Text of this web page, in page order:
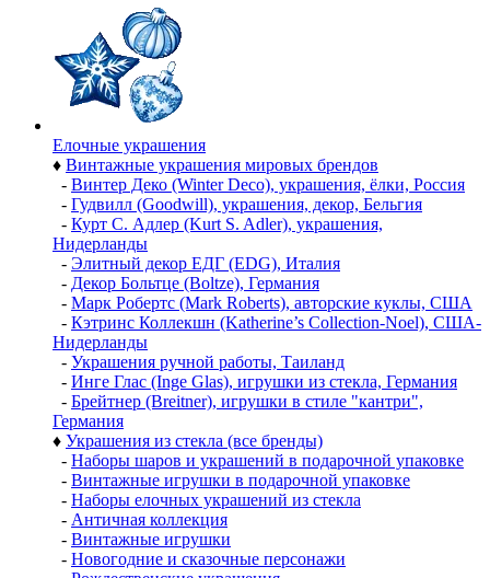
Елочные украшения
♦ Винтажные украшения мировых брендов
- Винтер Деко (Winter Deco), украшения, ёлки, Россия
- Гудвилл (Goodwill), украшения, декор, Бельгия
- Курт С. Адлер (Kurt S. Adler), украшения,
Нидерланды
- Элитный декор ЕДГ (EDG), Италия
- Декор Больтце (Boltze), Германия
- Марк Робертс (Mark Roberts), авторские куклы, США
- Кэтринс Коллекшн (Katherine’s Collection-Noel), США-
Нидерланды
- Украшения ручной работы, Таиланд
- Инге Глас (Inge Glas), игрушки из стекла, Германия
- Брейтнер (Breitner), игрушки в стиле "кантри",
Германия
♦ Украшения из стекла (все бренды)
- Наборы шаров и украшений в подарочной упаковке
- Винтажные игрушки в подарочной упаковке
- Наборы елочных украшений из стекла
- Античная коллекция
- Винтажные игрушки
- Новогодние и сказочные персонажи